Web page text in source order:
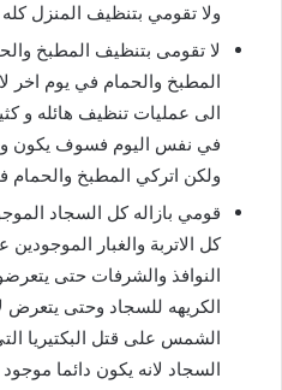
ولا تقومي بتنظيف المنزل كله
لا تقومى بتنظيف المطبخ
المطبخ والحمام في يوم اخر
الى عمليات تنظيف هائله و
في نفس اليوم فسوف يكون
ولكن اتركي المطبخ
قومي بازاله كل السجاد
كل الاتربة والغبار
النوافذ والشرفات حتى
الكريهه للسجاد وحتى
الشمس على قتل البكتيريا
السجاد لانه يكون دائما